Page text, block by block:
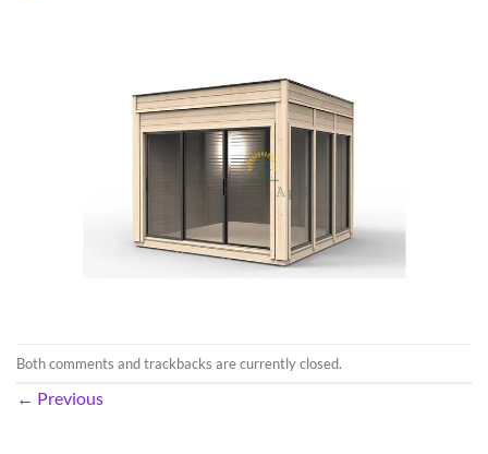
Both comments and trackbacks are currently closed.
← Previous